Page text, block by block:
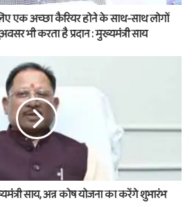
एक अच्छा कैरियर होने के साथ-साथ लोगों
भी करता है प्रदान : मुख्यमंत्री साय
साय, अन्न कोष योजना का करेंगे शुभारंभ